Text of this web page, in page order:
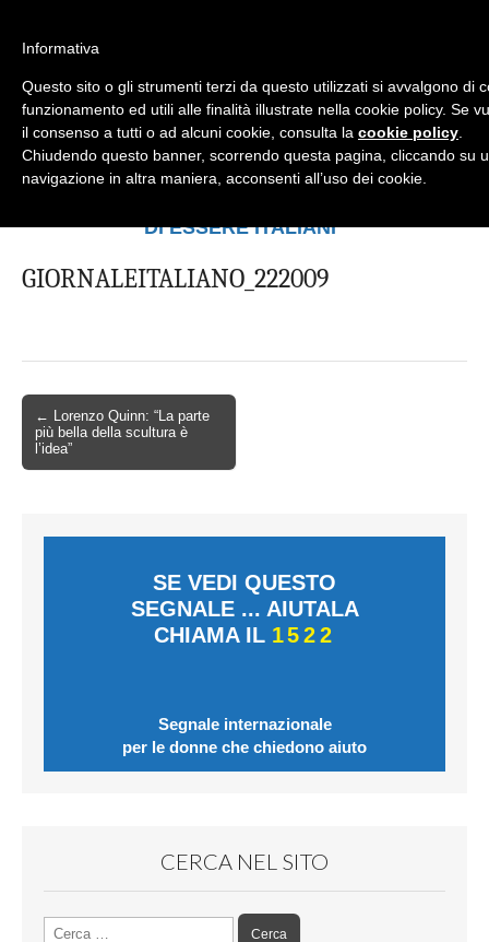
Mondo Italiano nel Mondo
LE INTERVISTE SONO AGLI ITALIANI CHE
RICOPRONO RUOLI ISTITUZIONALI, A
QUELLI CHE RAPPRESENTANO LA
SOCIETÀ E A CHI È UN "COMUNE
CITTADINO" ...
DI ESSERE ITALIANI"
GIORNALEITALIANO_222009
← Lorenzo Quinn: “La parte
più bella della scultura è
l’idea”
SE VEDI QUESTO
SEGNALE ... AIUTALA
CHIAMA IL 1522
Segnale internazionale
per le donne che chiedono aiuto
CERCA NEL SITO
Informativa
Questo sito o gli strumenti terzi da questo utilizzati si avvalgono di
funzionamento ed utili alle finalità illustrate nella cookie policy. Se
il consenso a tutti o ad alcuni cookie, consulta la cookie policy
Chiudendo questo banner, scorrendo questa pagina, cliccando su
navigazione in altra maniera, acconsenti all’uso dei cookie.